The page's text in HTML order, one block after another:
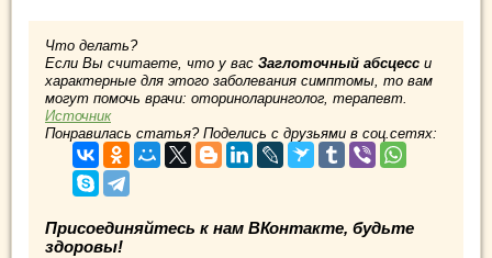
Что делать?
Если Вы считаете, что у вас Заглоточный абсцесс и
характерные для этого заболевания симптомы, то вам
могут помочь врачи: оториноларинголог, терапевт.
Источник
Понравилась статья? Поделись с друзьями в соц.сетях:
Присоединяйтесь к нам ВКонтакте, будьте
здоровы!